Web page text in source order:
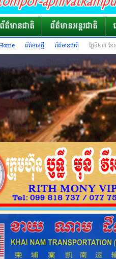
ព័ត៌មានជាតិ ព័ត៌មានអន្តរជាតិ
ព័ត៌មានថ្មី ព័ត៌មានជាតិ ថ្ងៃទី២៣ ខែ